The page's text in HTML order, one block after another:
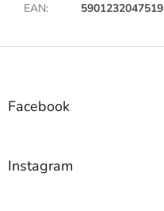
EAN: 5901232047519
Z
Facebook
Instagram